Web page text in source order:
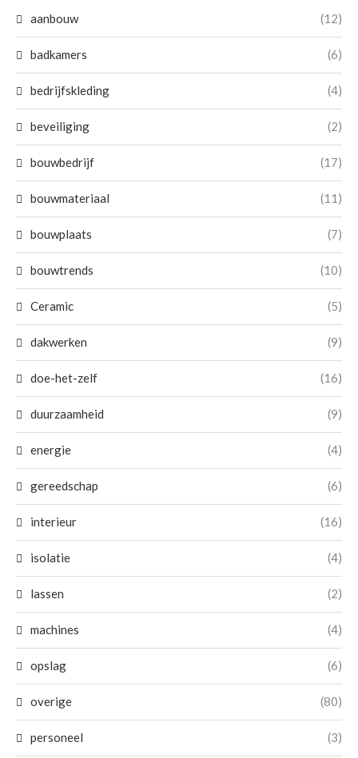
aanbouw (12)
badkamers (6)
bedrijfskleding (4)
beveiliging (2)
bouwbedrijf (17)
bouwmateriaal (11)
bouwplaats (7)
bouwtrends (10)
Ceramic (5)
dakwerken (9)
doe-het-zelf (16)
duurzaamheid (9)
energie (4)
gereedschap (6)
interieur (16)
isolatie (4)
lassen (2)
machines (4)
opslag (6)
overige (80)
personeel (3)